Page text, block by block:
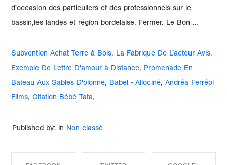
d'occasion des particuliers et des professionnels sur le
bassin,les landes et région bordelaise. Fermer. Le Bon …
Subvention Achat Terre à Bois, La Fabrique De L'acteur Avis,
Exemple De Lettre D'amour à Distance, Promenade En
Bateau Aux Sables D'olonne, Babel - Allociné,Andréa Ferréol
Films,Citation Bébé Tata,
Published by: in Non classé